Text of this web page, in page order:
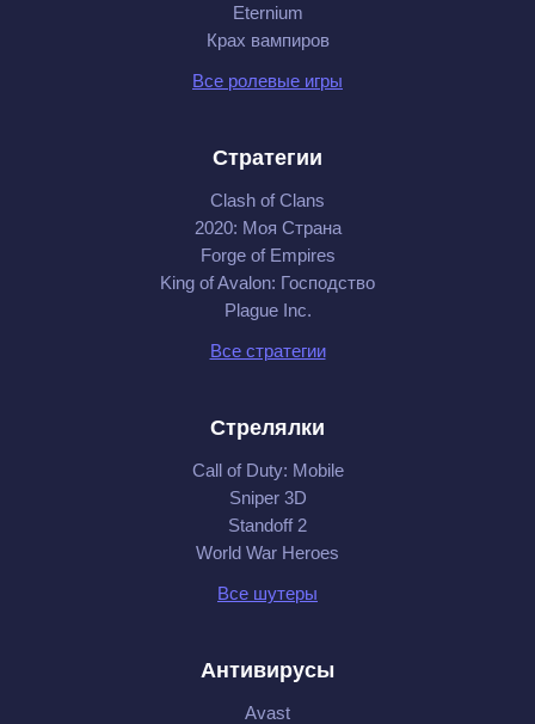
Eternium
Крах вампиров
Все ролевые игры
Стратегии
Clash of Clans
2020: Моя Cтрана
Forge of Empires
King of Avalon: Господство
Plague Inc.
Все стратегии
Стрелялки
Call of Duty: Mobile
Sniper 3D
Standoff 2
World War Heroes
Все шутеры
Антивирусы
Avast